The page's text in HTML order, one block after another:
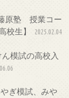
原塾 授業コー
校生】
2025.02.04
模試の高校入
ぎ模試、みや